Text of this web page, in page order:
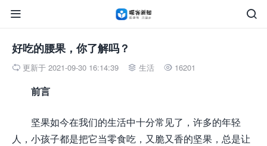


好吃的腰果，你了解吗？
 更新于 2021-09-30 16:14:39  生活  16201
前言
坚果如今在我们的生活中十分常见了，许多的年轻
人，小孩子都是把它当零食吃，又脆又香的坚果，总是让